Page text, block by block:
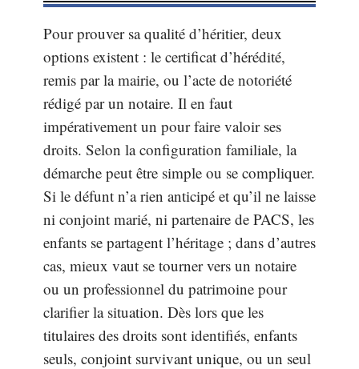
Pour prouver sa qualité d’héritier, deux
options existent : le certificat d’hérédité,
remis par la mairie, ou l’acte de notoriété
rédigé par un notaire. Il en faut
impérativement un pour faire valoir ses
droits. Selon la configuration familiale, la
démarche peut être simple ou se compliquer.
Si le défunt n’a rien anticipé et qu’il ne laisse
ni conjoint marié, ni partenaire de PACS, les
enfants se partagent l’héritage ; dans d’autres
cas, mieux vaut se tourner vers un notaire
ou un professionnel du patrimoine pour
clarifier la situation. Dès lors que les
titulaires des droits sont identifiés, enfants
seuls, conjoint survivant unique, ou un seul